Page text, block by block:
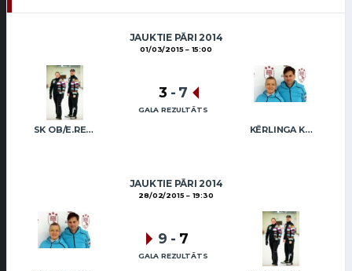
JAUKTIE PĀRI 2014
01/03/2015 15:00
SK OB/E.REGŽA R.FREIDENSONS KĒRLINGA KLUBS “RĪGA” / I.LINDE A.VEIDEMANIS
3 - 7
GALA REZULTĀTS
JAUKTIE PĀRI 2014
28/02/2015 19:30
9 - 7
GALA REZULTĀTS